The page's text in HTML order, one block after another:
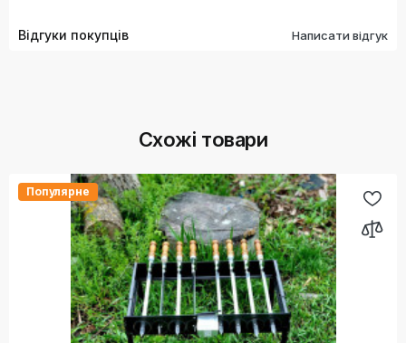
Відгуки покупців Написати відгук
Схожі товари
Популярне